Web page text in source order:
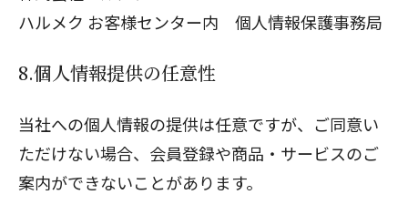
ハルメク お客様センター内 個人情報保護事務局
8.個人情報提供の任意性
当社への個人情報の提供は任意ですが、ご同意い
ただけない場合、会員登録や商品・サービスのご
案内ができないことがあります。